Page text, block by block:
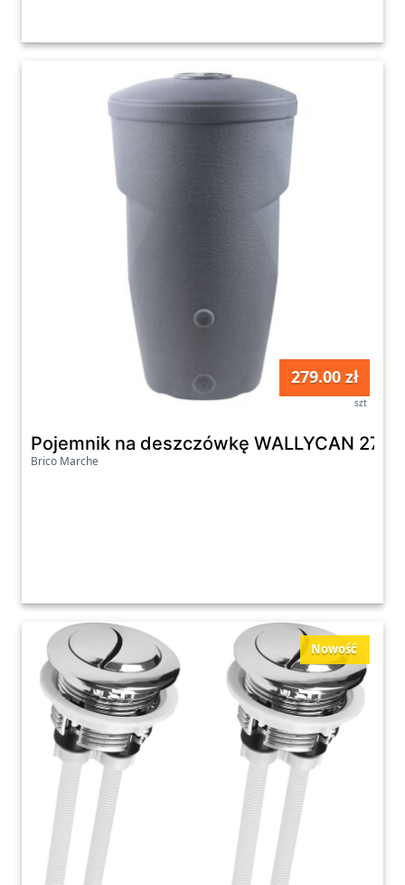
279.00 zł
szt
Pojemnik na deszczówkę WALLYCAN 270
Brico Marche
Nowość